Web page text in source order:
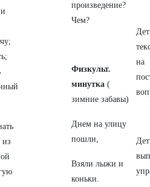
произведение?
Чем?
Физкульт.
минутка (
зимние забавы)
Днем на улицу
пошли,
Взяли лыжи и
коньки.
на